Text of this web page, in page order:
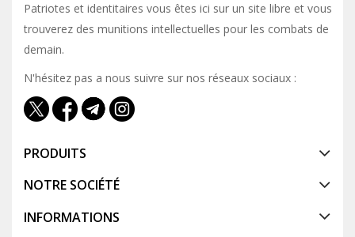
Patriotes et identitaires vous êtes ici sur un site libre et vous y
trouverez des munitions intellectuelles pour les combats de
demain.
N'hésitez pas a nous suivre sur nos réseaux sociaux :
PRODUITS
NOTRE SOCIÉTÉ
INFORMATIONS